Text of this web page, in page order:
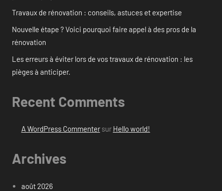
Travaux de rénovation : conseils, astuces et expertise
Nouvelle étape ? Voici pourquoi faire appel à des pros de la
rénovation
Les erreurs à éviter lors de vos travaux de rénovation : les
pièges à anticiper.
Recent Comments
A WordPress Commentersur Hello world!
Archives
août 2026